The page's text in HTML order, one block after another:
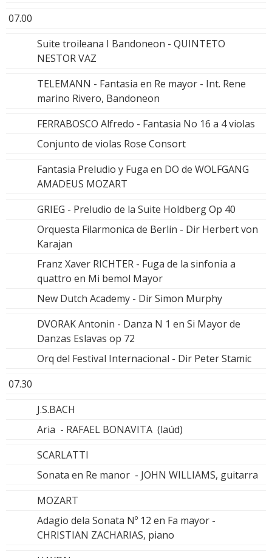
07.00
Suite troileana I Bandoneon - QUINTETO
NESTOR VAZ
TELEMANN - Fantasia en Re mayor - Int. Rene
marino Rivero, Bandoneon
FERRABOSCO Alfredo - Fantasia No 16 a 4 violas
Conjunto de violas Rose Consort
Fantasia Preludio y Fuga en DO de WOLFGANG
AMADEUS MOZART
GRIEG - Preludio de la Suite Holdberg Op 40
Orquesta Filarmonica de Berlin - Dir Herbert von
Karajan
Franz Xaver RICHTER - Fuga de la sinfonia a
quattro en Mi bemol Mayor
New Dutch Academy - Dir Simon Murphy
DVORAK Antonin - Danza N 1 en Si Mayor de
Danzas Eslavas op 72
Orq del Festival Internacional - Dir Peter Stamic
07.30
J.S.BACH
Aria - RAFAEL BONAVITA (laúd)
SCARLATTI
Sonata en Re manor - JOHN WILLIAMS, guitarra
MOZART
Adagio dela Sonata Nº 12 en Fa mayor -
CHRISTIAN ZACHARIAS, piano